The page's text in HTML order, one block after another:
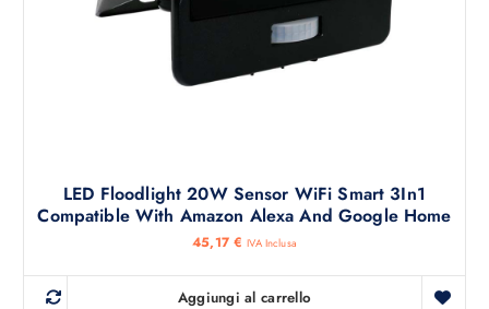
LED Floodlight 20W Sensor WiFi Smart 3In1
Compatible With Amazon Alexa And Google Home
45,17 € IVA Inclusa
Aggiungi al carrello